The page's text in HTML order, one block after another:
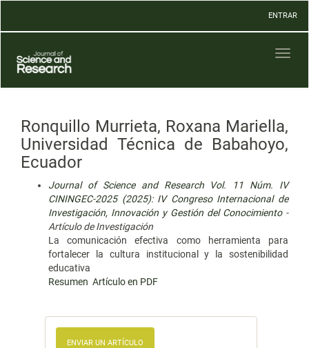
Contenido
Barra
lateral
ENTRAR
Ronquillo Murrieta, Roxana Mariella,
Universidad Técnica de Babahoyo,
Ecuador
Journal of Science and Research Vol. 11 Núm. IV
CININGEC-2025 (2025): IV Congreso Internacional de
Investigación, Innovación y Gestión del Conocimiento-
Artículo de Investigación
La comunicación efectiva como herramienta para
fortalecer la cultura institucional y la sostenibilidad
educativa
Resumen Artículo en PDF
ENVIAR UN ARTÍCULO